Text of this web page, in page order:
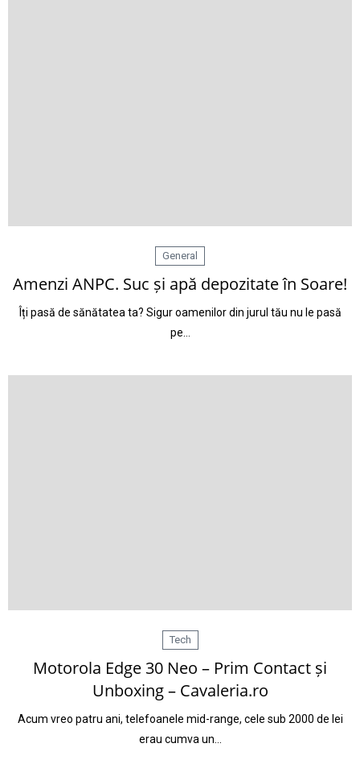
General
Amenzi ANPC. Suc și apă depozitate în Soare!
Îți pasă de sănătatea ta? Sigur oamenilor din jurul tău nu le pasă
pe…
Tech
Motorola Edge 30 Neo – Prim Contact și
Unboxing – Cavaleria.ro
Acum vreo patru ani, telefoanele mid-range, cele sub 2000 de lei
erau cumva un…